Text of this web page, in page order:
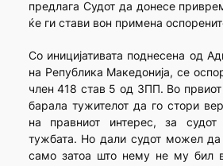
предлага Судот да донесе
ќе ги стави вон примена
Со иницијативата поднесена од
на Република Македонија, се
член 418 став 5 од ЗПП. Во
барала тужителот да го стори
на правниот интерес, за
тужбата. Но дали судот можел да
само затоа што нему не му бил